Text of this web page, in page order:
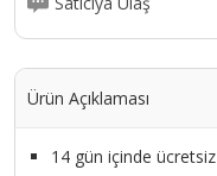
Ürün Açıklaması
14 gün içinde